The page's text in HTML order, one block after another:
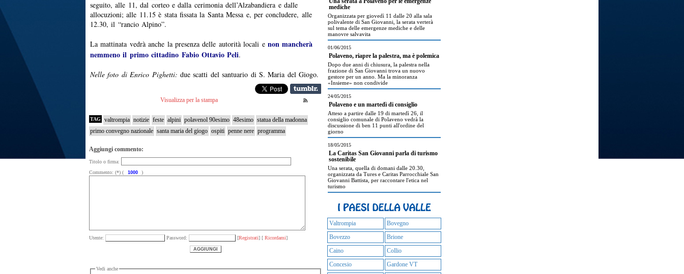
seguito, alle 11, dal corteo e dalla cerimonia dell’Alzabandiera e dalle
allocuzioni; alle 11.15 è stata fissata la Santa Messa e, per concludere, alle
12.30, il “rancio Alpino”.
La mattinata vedrà anche la presenza delle autorità locali e non mancherà
nemmeno il primo cittadino Fabio Ottavio Peli.
Nelle foto di Enrico Pighetti: due scatti del santuario di S. Maria del Giogo.
Visualizza per la stampa
TAG valtrompia notizie feste alpini polavenol 90esimo 48esimo statua della madonna
primo convegno nazionale santa maria del giogo ospiti penne nere programma
Aggiungi commento:
Titolo o firma:
Commento: (*) (
)
Utente: Password: [Registrati] [ Ricordami]
Vedi anche
mediche
Organizzata per giovedì 11 dalle 20 alla sala
polivalente di San Giovanni, la serata verterà
sul tema delle emergenze mediche e delle
manovre salvavita
01/06/2015
Polaveno, riapre la palestra, ma è polemica
Dopo due anni di chiusura, la palestra nella
frazione di San Giovanni trova un nuovo
gestore per un anno. Ma la minoranza
«Insieme» non condivide
24/05/2015
Polaveno e un martedì di consiglio
Atteso a partire dalle 19 di martedì 26, il
consiglio comunale di Polaveno vedrà la
discussione di ben 11 punti all'ordine del
giorno
18/05/2015
La Caritas San Giovanni parla di turismo
sostenibile
Una serata, quella di domani dalle 20.30,
organizzata da Tures e Caritas Parrocchiale San
Giovanni Battista, per raccontare l'etica nel
turismo
Valtrompia
Bovegno
Bovezzo
Brione
Caino
Collio
Concesio
Gardone VT